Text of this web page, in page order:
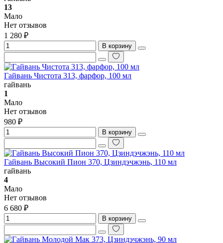
13
Мало
Нет отзывов
1 280 ₽
В корзину
Гайвань Чистота 313, фарфор, 100 мл
гайвань
1
Мало
Нет отзывов
980 ₽
В корзину
Гайвань Высокий Пион 370, Цзиндэчжэнь, 110 мл
гайвань
4
Мало
Нет отзывов
6 680 ₽
В корзину